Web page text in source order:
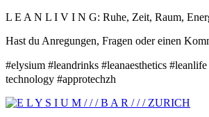
L E A N L I V I N G: Ruhe, Zeit, Raum,
Hast du Anregungen, Fragen oder einen
#elysium #leandrinks #leanaesthetics
technology #approtechzh